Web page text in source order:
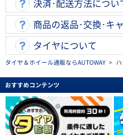
決済･配送方法につい
商品の返品･交換･キ
タイヤについて
タイヤ＆ホイール通販ならAUTOWAY >
おすすめコンテンツ